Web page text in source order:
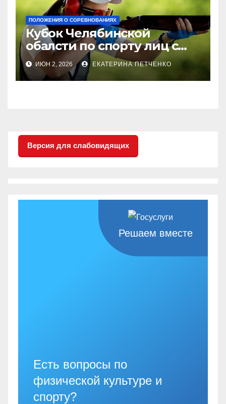
ПОЛОЖЕНИЯ О СОРЕВНОВАНИЯХ
Кубок Челябинской
обалсти по спорту лиц с
поражением опорно-
двигательного аппрата
(стендовая стрельба —
ИЮН 2, 2026 ЕКАТЕРИНА ПЕТЧЕНКО
Версия для слабовидящих
Решаем вместе
Есть вопросы по
физической культуре и
спорту?